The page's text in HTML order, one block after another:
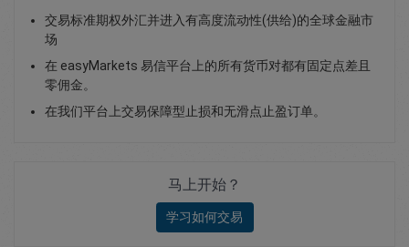
交易标准期权外汇并进入有高度流动性(供给)的全球金融市
场
在 easyMarkets 易信平台上的所有货币对都有固定点差且
零佣金。
在我们平台上交易保障型止损和无滑点止盈订单。
马上开始？
学习如何交易